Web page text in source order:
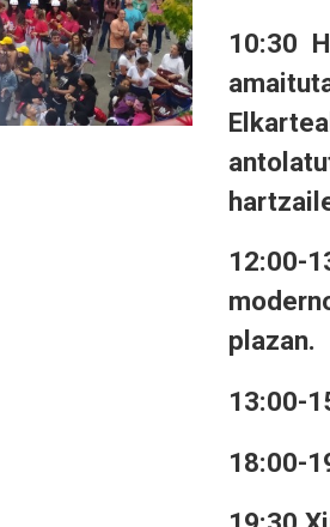
10:30
12:00-
plazan.
13:00-
18:00-